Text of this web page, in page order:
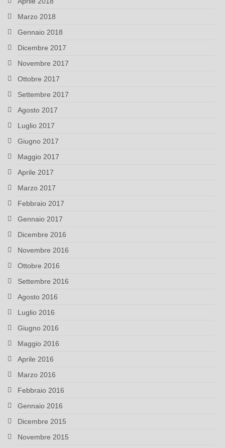
Marzo 2018
Gennaio 2018
Dicembre 2017
Novembre 2017
Ottobre 2017
Settembre 2017
Agosto 2017
Luglio 2017
Giugno 2017
Maggio 2017
Aprile 2017
Marzo 2017
Febbraio 2017
Gennaio 2017
Dicembre 2016
Novembre 2016
Ottobre 2016
Settembre 2016
Agosto 2016
Luglio 2016
Giugno 2016
Maggio 2016
Aprile 2016
Marzo 2016
Febbraio 2016
Gennaio 2016
Dicembre 2015
Novembre 2015